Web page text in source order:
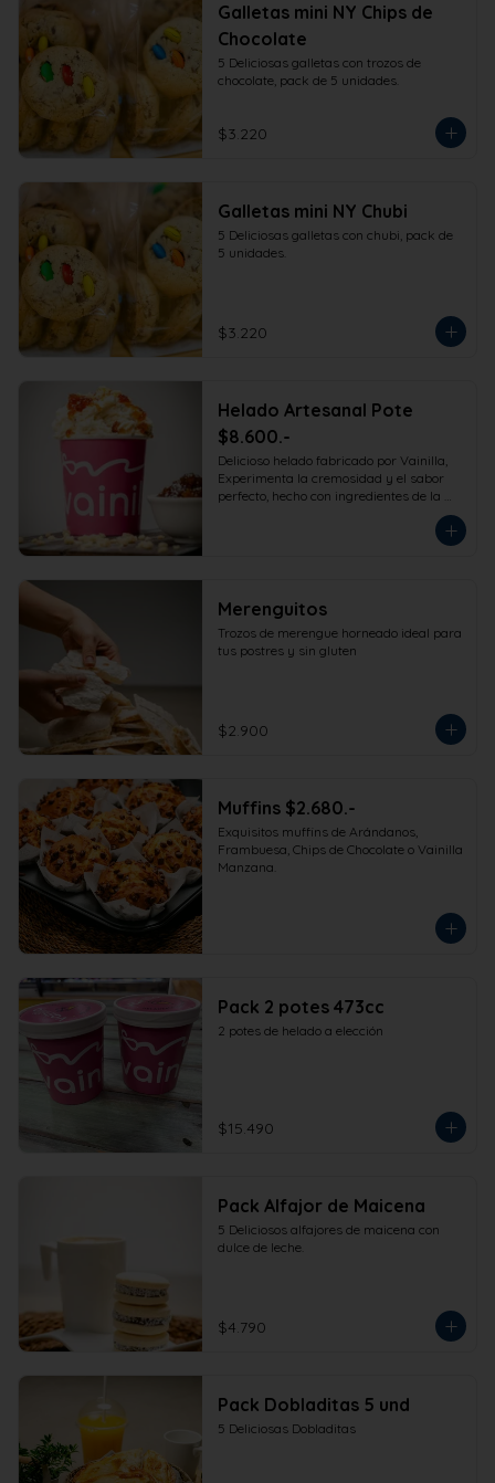
Galletas mini NY Chips de
Chocolate
5 Deliciosas galletas con trozos de
chocolate, pack de 5 unidades.
$3.220
Galletas mini NY Chubi
5 Deliciosas galletas con chubi, pack de
5 unidades.
$3.220
Helado Artesanal Pote
$8.600.-
Delicioso helado fabricado por Vainilla,
Experimenta la cremosidad y el sabor
perfecto, hecho con ingredientes de la
más alta calidad para que disfrutes en
Merenguitos
Trozos de merengue horneado ideal para
tus postres y sin gluten
$2.900
Muffins $2.680.-
Exquisitos muffins de Arándanos,
Frambuesa, Chips de Chocolate o Vainilla
Manzana.
Pack 2 potes 473cc
2 potes de helado a elección
$15.490
Pack Alfajor de Maicena
5 Deliciosos alfajores de maicena con
dulce de leche.
$4.790
Pack Dobladitas 5 und
5 Deliciosas Dobladitas